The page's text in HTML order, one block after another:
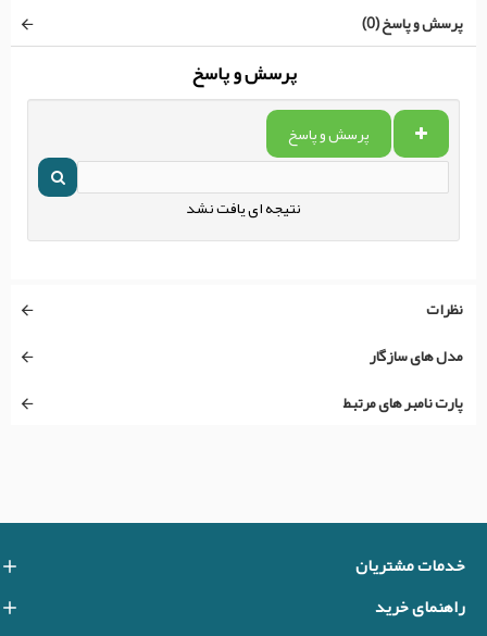
پرسش و پاسخ (0)
پرسش و پاسخ
پرسش و پاسخ
نتیجه ای یافت نشد
نظرات
مدل های سازگار
پارت نامبر های مرتبط
خدمات مشتریان
راهنمای خرید